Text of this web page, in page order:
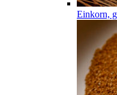
Einkorn,